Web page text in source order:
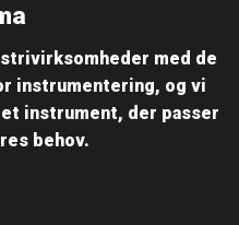
med de
instrumentering, og vi
instrument, der passer
behov.